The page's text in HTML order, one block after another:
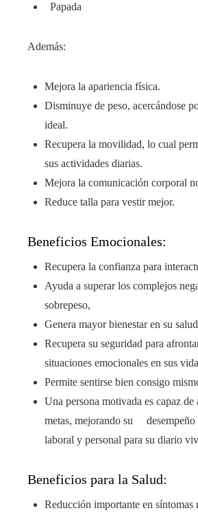
Papada
Además:
Mejora la apariencia física.
Disminuye de peso, acercándose
ideal.
Recupera la movilidad, lo cual
sus actividades diarias.
Mejora la comunicación corporal
Reduce talla para vestir mejor.
Beneficios Emocionales:
Recupera la confianza para
Ayuda a superar los complejos
sobrepeso,
Genera mayor bienestar en su
Recupera su seguridad para
situaciones emocionales en sus
Permite sentirse bien consigo
Una persona motivada es capaz de
metas, mejorando su desempeño
laboral y personal para su diario
Beneficios para la Salud:
Reducción importante en síntomas